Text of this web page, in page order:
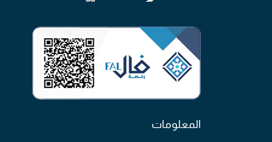
المعلومات